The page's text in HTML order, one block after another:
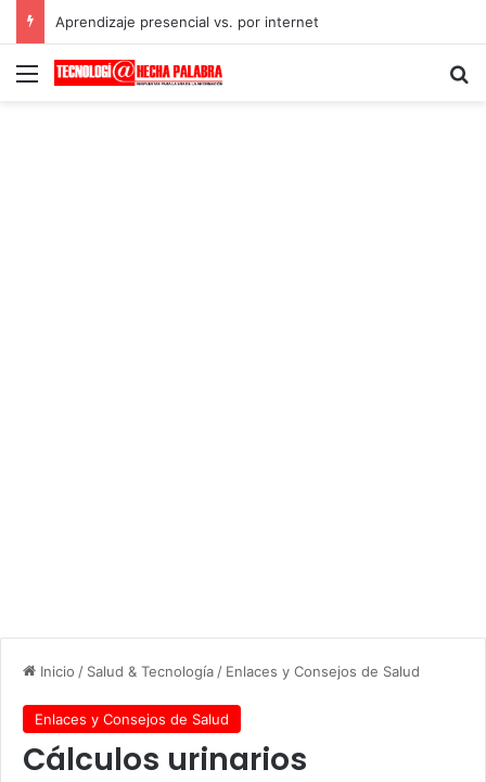
Aprendizaje presencial vs. por internet
Menú
Inicio / Salud & Tecnología / Enlaces y Consejos de Salud
Enlaces y Consejos de Salud
Cálculos urinarios